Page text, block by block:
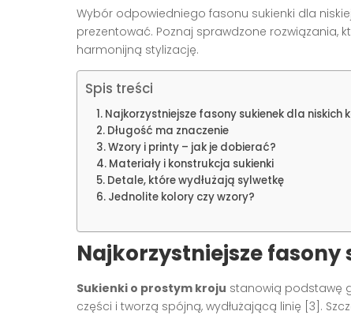
Wybór odpowiedniego fasonu sukienki dla
prezentować. Poznaj sprawdzone rozwiązania,
harmonijną stylizację.
Spis treści
Najkorzystniejsze fasony sukienek dla niskich
Długość ma znaczenie
Wzory i printy – jak je dobierać?
Materiały i konstrukcja sukienki
Detale, które wydłużają sylwetkę
Jednolite kolory czy wzory?
Najkorzystniejsze
Sukienki o prostym kroju stanowią podstawę
części i tworzą spójną, wydłużającą linię [3].